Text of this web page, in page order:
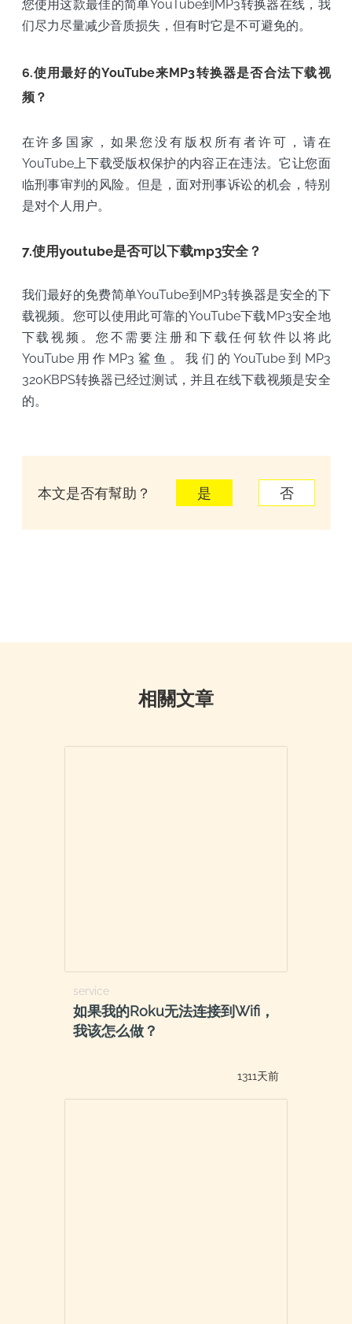
您使用这款最佳的简单YouTube到MP3转换器在线，我
们尽力尽量减少音质损失，但有时它是不可避免的。
6.使用最好的YouTube来MP3转换器是否合法下载视
频？
在许多国家，如果您没有版权所有者许可，请在
YouTube上下载受版权保护的内容正在违法。它让您面
临刑事审判的风险。但是，面对刑事诉讼的机会，特别
是对个人用户。
7.使用youtube是否可以下载mp3安全？
我们最好的免费简单YouTube到MP3转换器是安全的下
载视频。您可以使用此可靠的YouTube下载MP3安全地
下载视频。您不需要注册和下载任何软件以将此
YouTube用作MP3鲨鱼。我们的YouTube到MP3
320KBPS转换器已经过测试，并且在线下载视频是安全
的。
本文是否有幫助？ 是 否
相關文章
service
如果我的Roku无法连接到Wifi，
我该怎么做？
1311天前